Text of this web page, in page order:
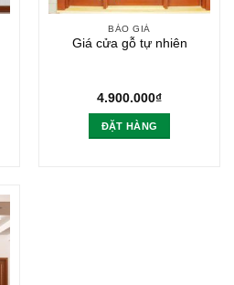
BÁO GIÁ
Giá cửa gỗ tự nhiên
4.900.000₫
ĐẶT HÀNG